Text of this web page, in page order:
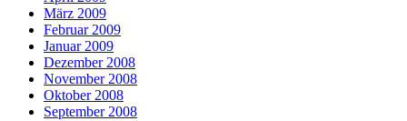
März 2009
Februar 2009
Januar 2009
Dezember 2008
November 2008
Oktober 2008
September 2008